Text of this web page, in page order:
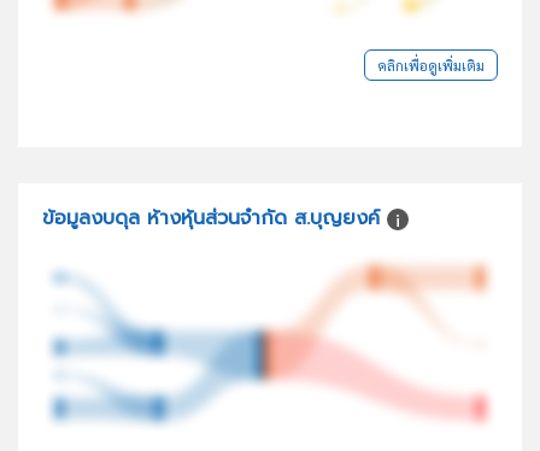
คลิกเพื่อดูเพิ่มเติม
ข้อมูลงบดุล ห้างหุ้นส่วนจำกัด ส.บุญยงค์